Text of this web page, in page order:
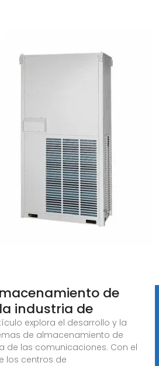
de
industria de
explora el desarrollo y la
de almacenamiento de
de las comunicaciones. Con el
los centros de